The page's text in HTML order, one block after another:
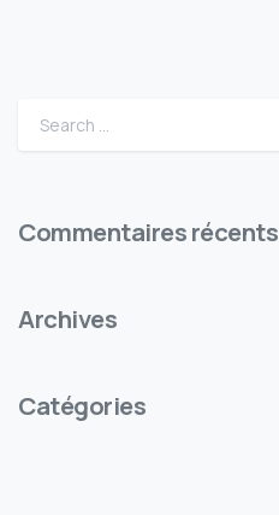
Search for:
Commentaires récents
Archives
Catégories